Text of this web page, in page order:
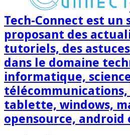
Tech-Connect est un
proposant des
tutoriels, des
dans le domaine
informatique,
tablette, windows,
opensource, android